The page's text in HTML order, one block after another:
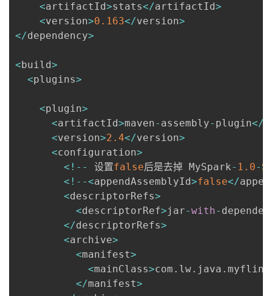
者
学
Programs
支
持
<artifactId>stats</artifactId>
<version>0.163</version>
</dependency>
<build>
<plugins>
<plugin>
<artifactId>maven- assembly- plugin</
<version>2.4</version>
<configuration>
< ! -- 设置false后是去掉 MySpark- 1.0-
< ! --<appendAssemblyId>false</
<descriptorRefs>
<descriptorRef>jar-with-
</descriptorRefs>
<archive>
<manifest>
<mainClass>com . lw. java . myflink
</manifest>